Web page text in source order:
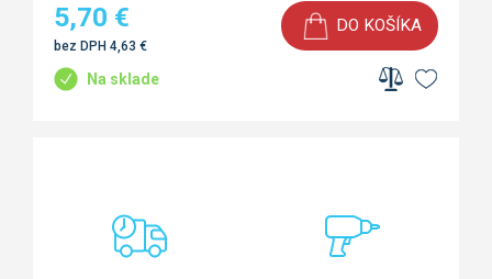
5,70 €
bez DPH 4,63 €
DO KOŠÍKA
Na sklade